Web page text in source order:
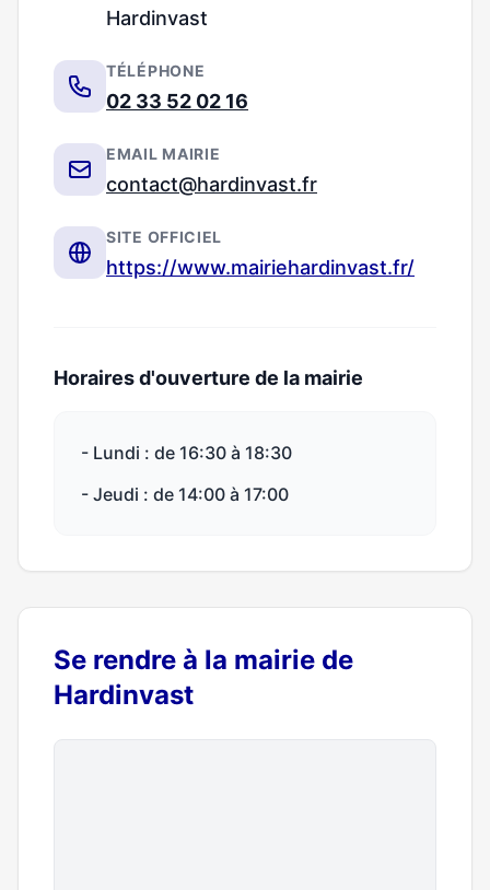
Hardinvast
TÉLÉPHONE
02 33 52 02 16
EMAIL MAIRIE
contact@hardinvast.fr
SITE OFFICIEL
https://www.mairiehardinvast.fr/
Horaires d'ouverture de la mairie
- Lundi : de 16:30 à 18:30
- Jeudi : de 14:00 à 17:00
Se rendre à la mairie de
Hardinvast